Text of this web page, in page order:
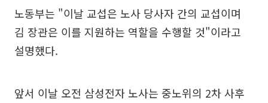
노동부는 "이날 교섭은 노사 당사자 간의 교섭이며
김 장관은 이를 지원하는 역할을 수행할 것"이라고
설명했다.
앞서 이날 오전 삼성전자 노사는 중노위의 2차 사후